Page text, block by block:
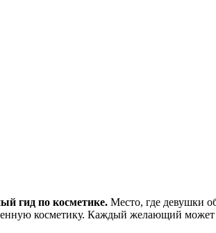
гид по косметике. Место, где девушки
косметику. Каждый желающий может